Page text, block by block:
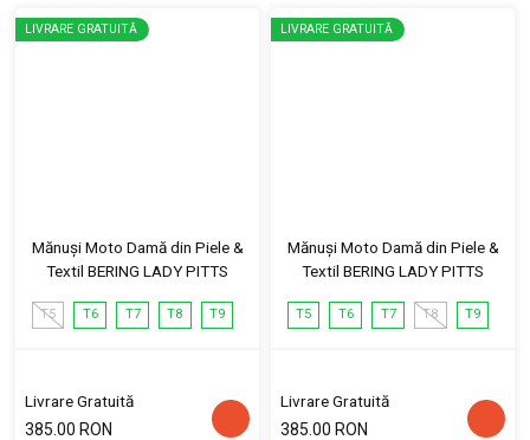
LIVRARE GRATUITĂ
Mănuși Moto Damă din Piele &
Textil BERING LADY PITTS
T5 T6 T7 T8 T9
Livrare Gratuită
385.00 RON
LIVRARE GRATUITĂ
Mănuși Moto Damă din Piele &
Textil BERING LADY PITTS
T5 T6 T7 T8 T9
Livrare Gratuită
385.00 RON